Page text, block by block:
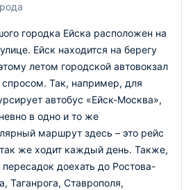
городка Ейска расположен на
Ейск находится на берегу
летом городской автовокзал
Так, например, для
автобус «Ейск-Москва»,
в одно и то же
маршрут здесь – это рейс
же ходит каждый день. Также,
доехать до Ростова-
Таганрога, Ставрополя,